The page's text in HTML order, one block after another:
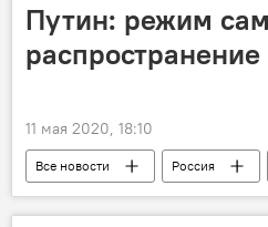
Путин: режим
11 мая 2020, 18:10
Все новости Россия
Коронавирус: опасное заболевание